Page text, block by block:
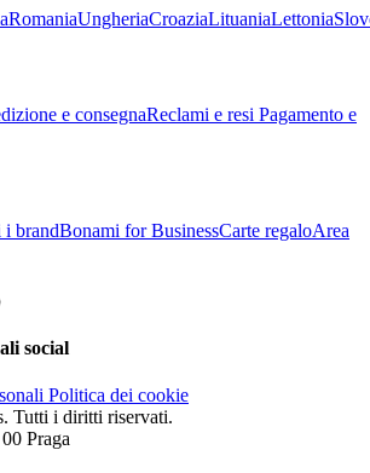
RomaniaUngheriaCroaziaLituaniaLettonia
e consegnaReclami e resi Pagamento e
i brandBonami for BusinessCarte regaloArea
social
Politica dei cookie
Tutti i diritti riservati.
Praga